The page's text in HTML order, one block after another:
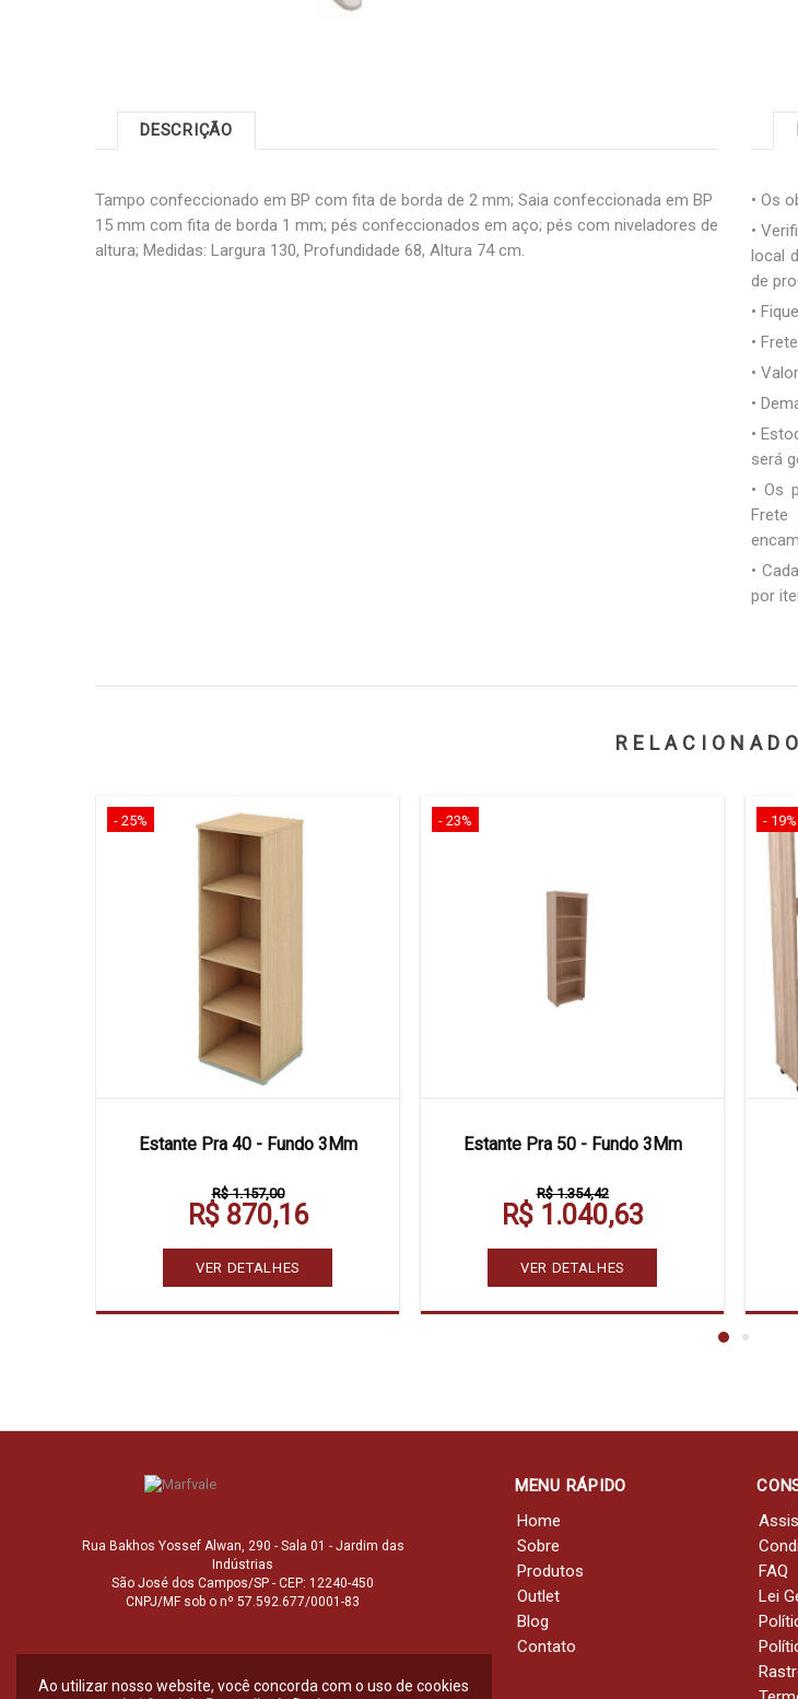
DESCRIÇÃO
Tampo confeccionado em BP com fita de borda de 2 mm; Saia confeccionada em BP
15 mm com fita de borda 1 mm; pés confeccionados em aço; pés com niveladores de
altura; Medidas: Largura 130, Profundidade 68, Altura 74 cm.
• Os
•
local
de
•
•
•
•
•
será
• Os
•
por
- 25%
Estante Pra 40 - Fundo 3Mm
R$ 1.157,00
R$ 870,16
VER DETALHES
- 23%
Estante Pra 50 - Fundo 3Mm
R$ 1.354,42
R$ 1.040,63
VER DETALHES
- 19%
Rua Bakhos Yossef Alwan, 290 - Sala 01 - Jardim das
Indústrias
São José dos Campos/SP - CEP: 12240-450
CNPJ/MF sob o nº 57.592.677/0001-83
MENU RÁPIDO
Home
Sobre
Produtos
Outlet
Blog
Contato
FAQ
Lei
Ao utilizar nosso website, você concorda com o uso de cookies